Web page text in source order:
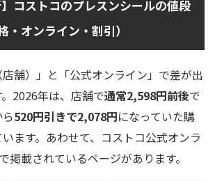
】コストコのプレスンシールの値段
・オンライン・割引）
舗）」と「公式オンライン」で差が出
2026年は、店舗で通常2,598円前後で
520円引きで2,078円になっていた購
ます。あわせて、コストコ公式オンラ
で掲載されているページがあります。